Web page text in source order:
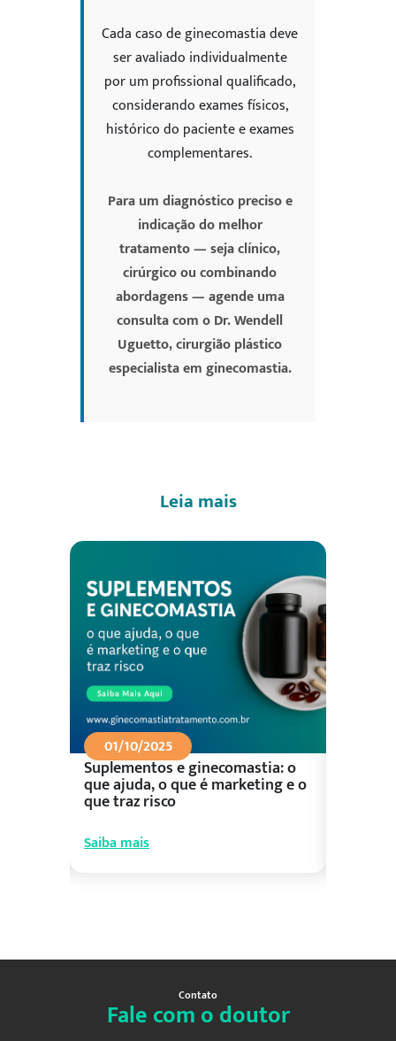
Cada caso de ginecomastia deve
ser avaliado individualmente
por um profissional qualificado,
considerando exames físicos,
histórico do paciente e exames
complementares.
Para um diagnóstico preciso e
indicação do melhor
tratamento — seja clínico,
cirúrgico ou combinando
abordagens — agende uma
consulta com o Dr. Wendell
Uguetto, cirurgião plástico
especialista em ginecomastia.
Leia mais
01/10/2025
Suplementos e ginecomastia: o
que ajuda, o que é marketing e o
que traz risco
Saiba mais
Contato
Fale com o doutor